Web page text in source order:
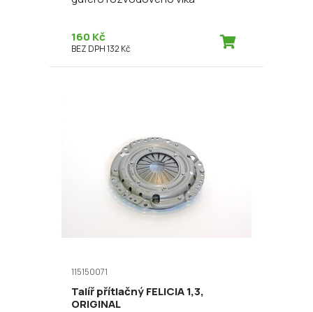
160 Kč
BEZ DPH 132 Kč
115150071
Talíř přítlačný FELICIA 1,3,
ORIGINAL